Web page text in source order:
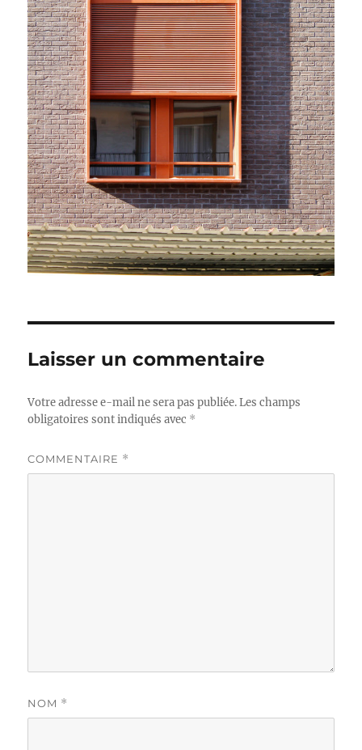
Laisser un commentaire
Votre adresse e-mail ne sera pas publiée. Les champs
obligatoires sont indiqués avec *
COMMENTAIRE *
NOM *